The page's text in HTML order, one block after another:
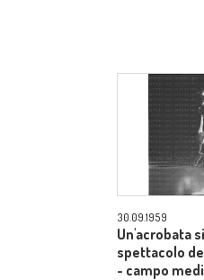
30.09.1959
Un'acrobata
spettacolo
- campo